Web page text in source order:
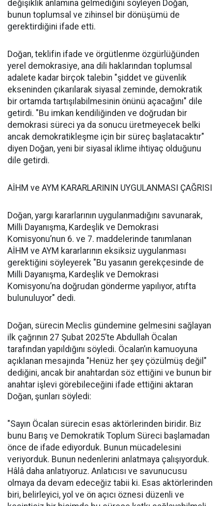
değişiklik anlamına gelmediğini söyleyen Doğan,
bunun toplumsal ve zihinsel bir dönüşümü de
gerektirdiğini ifade etti.
Doğan, teklifin ifade ve örgütlenme özgürlüğünden
yerel demokrasiye, ana dili haklarından toplumsal
adalete kadar birçok talebin "şiddet ve güvenlik
ekseninden çıkarılarak siyasal zeminde, demokratik
bir ortamda tartışılabilmesinin önünü açacağını" dile
getirdi. "Bu imkan kendiliğinden ve doğrudan bir
demokrasi süreci ya da sonucu üretmeyecek belki
ancak demokratikleşme için bir süreç başlatacaktır"
diyen Doğan, yeni bir siyasal iklime ihtiyaç olduğunu
dile getirdi.
AİHM ve AYM KARARLARININ UYGULANMASI ÇAĞRISI
Doğan, yargı kararlarının uygulanmadığını savunarak,
Milli Dayanışma, Kardeşlik ve Demokrasi
Komisyonu’nun 6. ve 7. maddelerinde tanımlanan
AİHM ve AYM kararlarının eksiksiz uygulanması
gerektiğini söyleyerek "Bu yasanın gerekçesinde de
Milli Dayanışma, Kardeşlik ve Demokrasi
Komisyonu’na doğrudan gönderme yapılıyor, atıfta
bulunuluyor" dedi.
Doğan, sürecin Meclis gündemine gelmesini sağlayan
ilk çağrının 27 Şubat 2025’te Abdullah Öcalan
tarafından yapıldığını söyledi. Öcalan’ın kamuoyuna
açıklanan mesajında "Henüz her şey çözülmüş değil"
dediğini, ancak bir anahtardan söz ettiğini ve bunun bir
anahtar işlevi görebileceğini ifade ettiğini aktaran
Doğan, şunları söyledi:
"Sayın Öcalan sürecin esas aktörlerinden biridir. Biz
bunu Barış ve Demokratik Toplum Süreci başlamadan
önce de ifade ediyorduk. Bunun mücadelesini
veriyorduk. Bunun nedenlerini anlatmaya çalışıyorduk.
Hâlâ daha anlatıyoruz. Anlatıcısı ve savunucusu
olmaya da devam edeceğiz tabii ki. Esas aktörlerinden
biri, belirleyici, yol ve ön açıcı öznesi düzenli ve